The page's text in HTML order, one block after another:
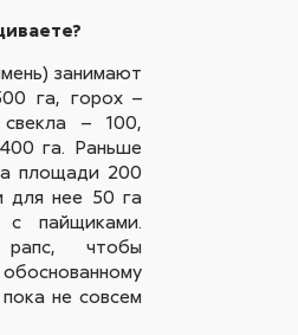
занимают
га, горох –
– 100,
га. Раньше
площади 200
для нее 50 га
пайщиками.
чтобы
не совсем